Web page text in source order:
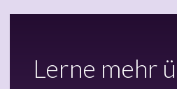
Lerne mehr